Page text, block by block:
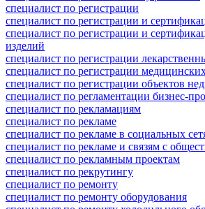
специалист по регистрации
специалист по регистрации и
специалист по регистрации и
изделий
специалист по регистрации
специалист по регистрации
специалист по регистрации объектов
специалист по регламентации бизнес-
специалист по рекламациям
специалист по рекламе
специалист по рекламе в социальных
специалист по рекламе и связям с
специалист по рекламным проектам
специалист по рекрутингу
специалист по ремонту
специалист по ремонту оборудования